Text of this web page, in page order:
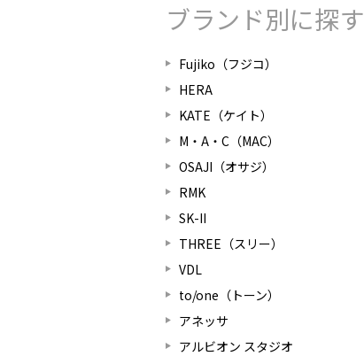
ブランド別に探す
Fujiko（フジコ）
HERA
KATE（ケイト）
M・A・C（MAC）
OSAJI（オサジ）
RMK
SK-II
THREE（スリー）
VDL
to/one（トーン）
アネッサ
アルビオン スタジオ